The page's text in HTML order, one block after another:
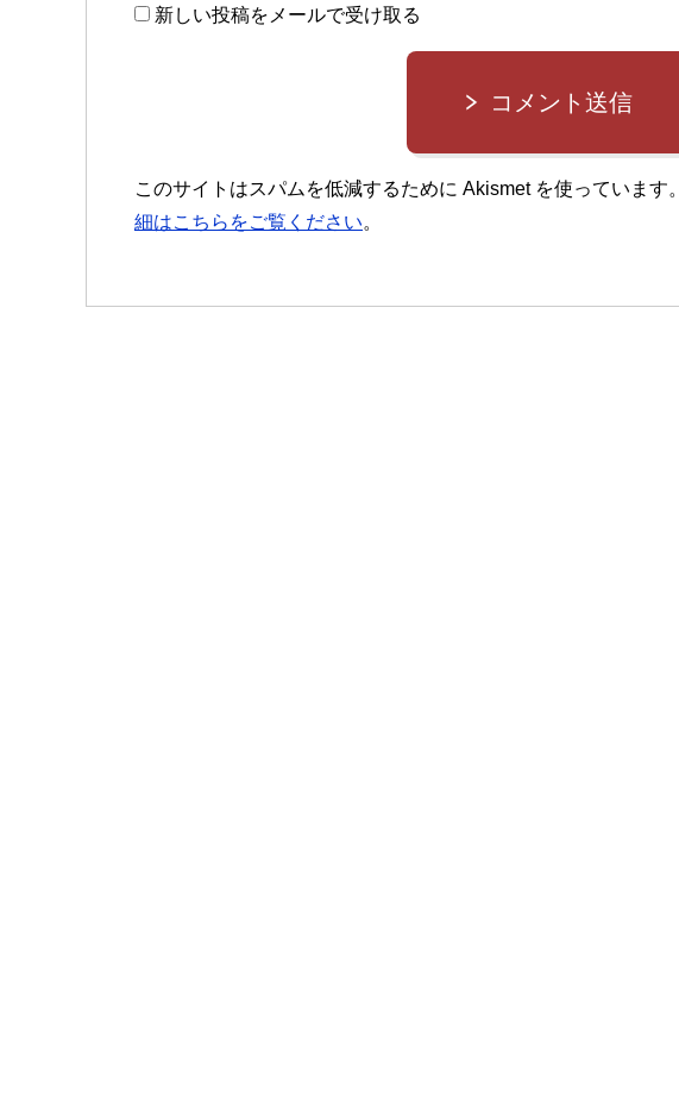
新しい投稿をメールで受け取る
コメント送信
このサイトはスパムを低減するために Akismet を使っています。
細はこちらをご覧ください。